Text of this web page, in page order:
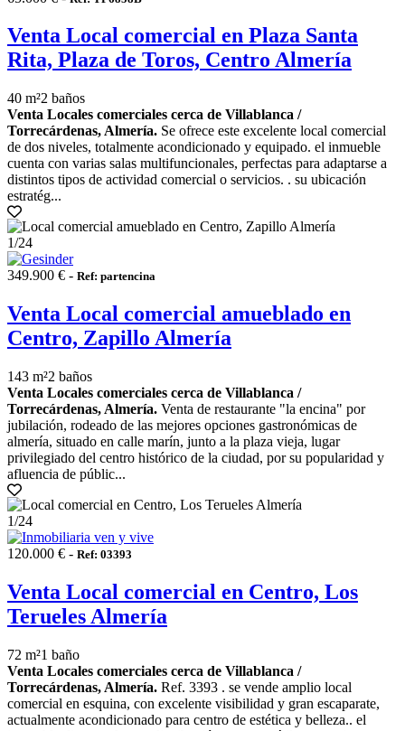
Venta Local comercial en Plaza Santa
Rita, Plaza de Toros, Centro Almería
40 m²2 baños
Venta Locales comerciales cerca de Villablanca /
Torrecárdenas, Almería. Se ofrece este excelente local comercial
de dos niveles, totalmente acondicionado y equipado. el inmueble
cuenta con varias salas multifuncionales, perfectas para adaptarse a
distintos tipos de actividad comercial o servicios. . su ubicación
estratég...
1/24
349.900 € - Ref: partencina
Venta Local comercial amueblado en
Centro, Zapillo Almería
143 m²2 baños
Venta Locales comerciales cerca de Villablanca /
Torrecárdenas, Almería. Venta de restaurante "la encina" por
jubilación, rodeado de las mejores opciones gastronómicas de
almería, situado en calle marín, junto a la plaza vieja, lugar
privilegiado del centro histórico de la ciudad, por su popularidad y
afluencia de públic...
1/24
120.000 € - Ref: 03393
Venta Local comercial en Centro, Los
Terueles Almería
72 m²1 baño
Venta Locales comerciales cerca de Villablanca /
Torrecárdenas, Almería. Ref. 3393 . se vende amplio local
comercial en esquina, con excelente visibilidad y gran escaparate,
actualmente acondicionado para centro de estética y belleza.. el